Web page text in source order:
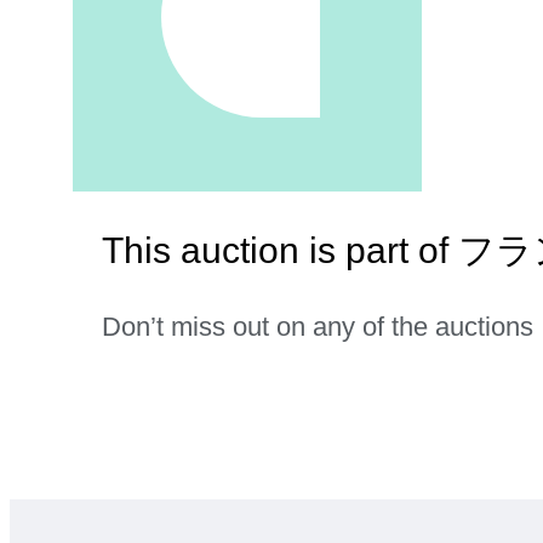
This auction is part of フ
Don’t miss out on any of the auctions